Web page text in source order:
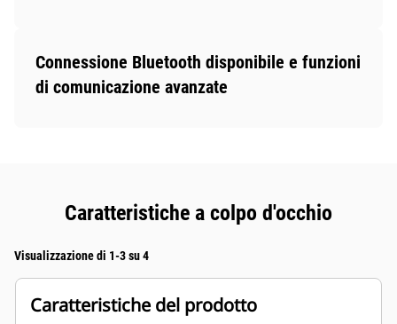
Connessione Bluetooth disponibile e funzioni
di comunicazione avanzate
Caratteristiche a colpo d'occhio
Visualizzazione di 1-3 su 4
Caratteristiche del prodotto